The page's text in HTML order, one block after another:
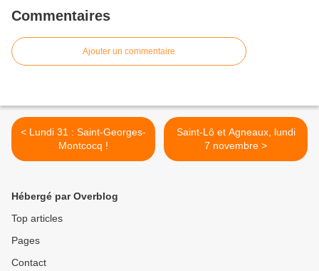
Commentaires
Ajouter un commentaire
< Lundi 31 : Saint-Georges-
Montcocq !
Saint-Lô et Agneaux, lundi
7 novembre >
Hébergé par Overblog
Top articles
Pages
Contact